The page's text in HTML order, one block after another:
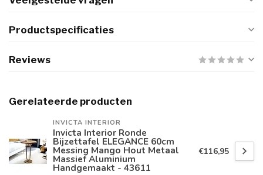
Productspecificaties
Reviews
Gerelateerde producten
INVICTA INTERIOR
Invicta Interior Ronde
Bijzettafel ELEGANCE 60cm
Messing Mango Hout Metaal
Massief Aluminium
Handgemaakt - 43611
€116,95